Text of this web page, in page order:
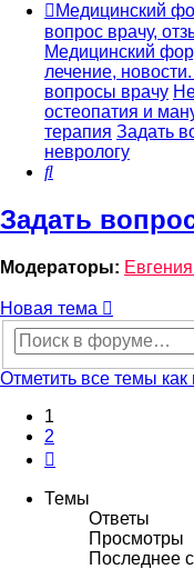
Медицинский
вопрос врачу,
Медицинский
лечение,
вопросы врачу
остеопатия и
терапия Задать
неврологу
Поиск
Задать
Модераторы:
Новая тема
Отметить все темы
1
2
Темы
Ответы
Просмотры
Последнее